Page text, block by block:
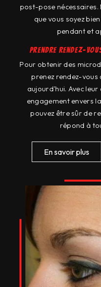
post-pose nécessaires.
que vous soyez
pendant et
Prendre rendez-
Pour obtenir des
prenez rendez-vous
aujourd'hui. Avec
engagement envers
pouvez être sûr de
répond à
En savoir plus